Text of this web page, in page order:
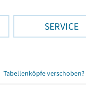
SERVICE
Tabellenköpfe verschoben?